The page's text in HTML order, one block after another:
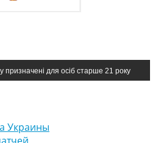
призначені для осіб старше 21 року
Украины